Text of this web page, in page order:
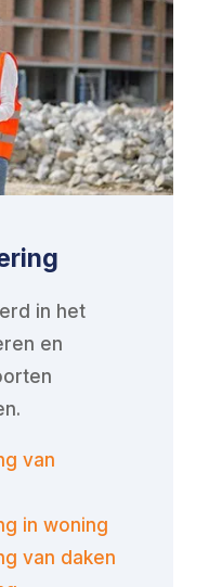
in het
en
van
in woning
van daken